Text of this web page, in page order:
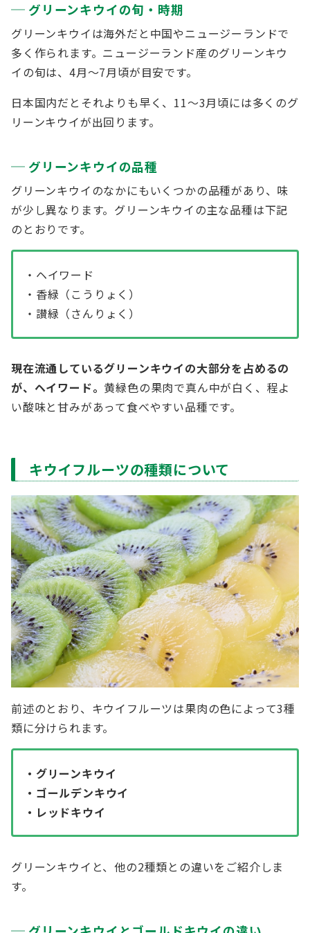
グリーンキウイの旬・時期
グリーンキウイは海外だと中国やニュージーランドで
多く作られます。ニュージーランド産のグリーンキウ
イの旬は、4月～7月頃が目安です。
日本国内だとそれよりも早く、11～3月頃には多くのグ
リーンキウイが出回ります。
グリーンキウイの品種
グリーンキウイのなかにもいくつかの品種があり、味
が少し異なります。グリーンキウイの主な品種は下記
のとおりです。
・ヘイワード
・香緑（こうりょく）
・讃緑（さんりょく）
現在流通しているグリーンキウイの大部分を占めるの
が、ヘイワード。 黄緑色の果肉で真ん中が白く、程よ
い酸味と甘みがあって食べやすい品種です。
キウイフルーツの種類について
前述のとおり、キウイフルーツは果肉の色によって3種
類に分けられます。
・グリーンキウイ
・ゴールデンキウイ
・レッドキウイ
グリーンキウイと、他の2種類との違いをご紹介しま
す。